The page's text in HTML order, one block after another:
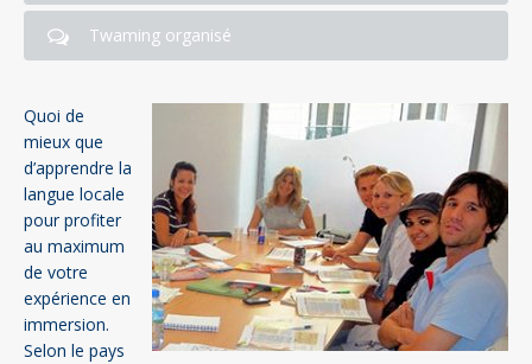
Twaming organisé
Quoi de
mieux que
d’apprendre la
langue locale
pour profiter
au maximum
de votre
expérience en
immersion.
Selon le pays